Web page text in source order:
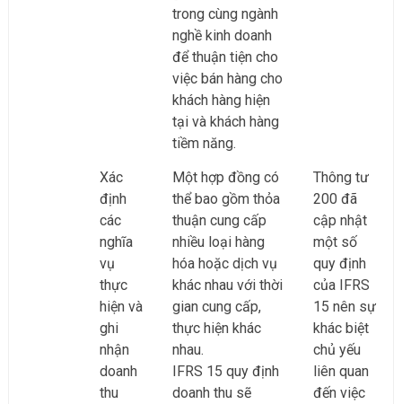
trong cùng ngành
nghề kinh doanh
để thuận tiện cho
việc bán hàng cho
khách hàng hiện
tại và khách hàng
tiềm năng.
Xác
định
các
nghĩa
vụ
thực
hiện và
ghi
nhận
doanh
thu
Một hợp đồng có
thể bao gồm thỏa
thuận cung cấp
nhiều loại hàng
hóa hoặc dịch vụ
khác nhau với thời
gian cung cấp,
thực hiện khác
nhau.
IFRS 15 quy định
doanh thu sẽ
Thông tư
200 đã
cập nhật
một số
quy định
của IFRS
15 nên sự
khác biệt
chủ yếu
liên quan
đến việc